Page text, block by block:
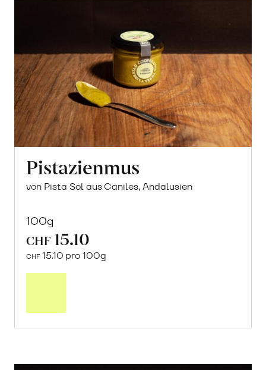
Pistazienmus
von Pista Sol aus Caniles, Andalusien
100g
CHF 15.10
CHF 15.10 pro 100g